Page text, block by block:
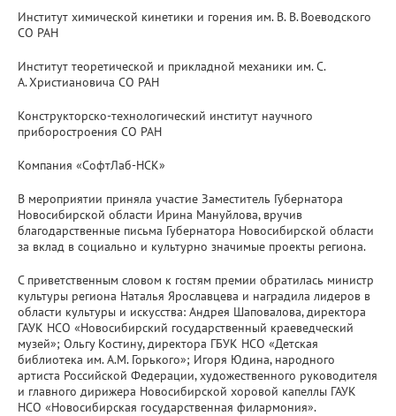
Институт химической кинетики и горения им. В. В. Воеводского
СО РАН
Институт теоретической и прикладной механики им. С.
А. Христиановича СО РАН
Конструкторско-технологический институт научного
приборостроения СО РАН
Компания «СофтЛаб-НСК»
В мероприятии приняла участие Заместитель Губернатора
Новосибирской области Ирина Мануйлова, вручив
благодарственные письма Губернатора Новосибирской области
за вклад в социально и культурно значимые проекты региона.
С приветственным словом к гостям премии обратилась министр
культуры региона Наталья Ярославцева и наградила лидеров в
области культуры и искусства: Андрея Шаповалова, директора
ГАУК НСО «Новосибирский государственный краеведческий
музей»; Ольгу Костину, директора ГБУК НСО «Детская
библиотека им. А.М. Горького»; Игоря Юдина, народного
артиста Российской Федерации, художественного руководителя
и главного дирижера Новосибирской хоровой капеллы ГАУК
НСО «Новосибирская государственная филармония».